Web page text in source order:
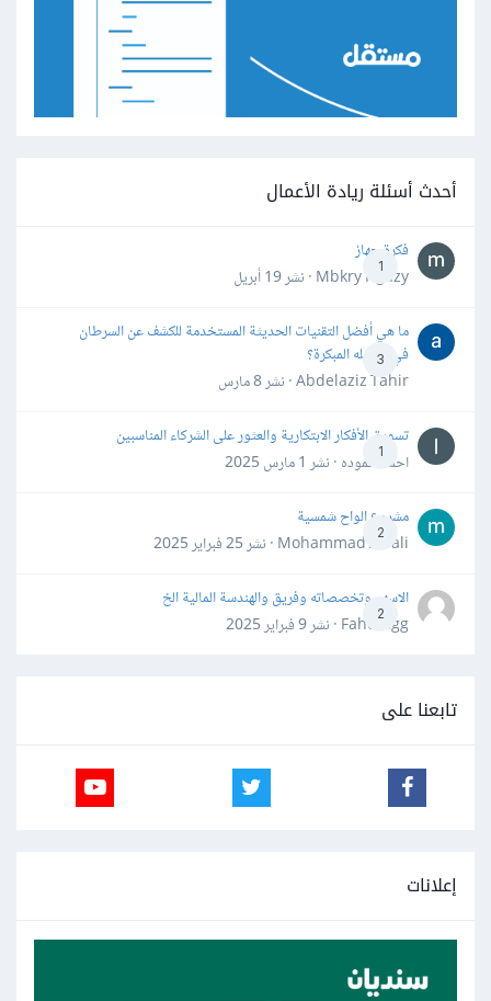
أحدث أسئلة ريادة الأعمال
1
فكرة جهاز
Mbkry Hgazy · نشر
19 أبريل
3
ما هي أفضل التقنيات الحديثة المستخدمة للكشف عن السرطان
في مراحله المبكرة؟
Abdelaziz Tahir · نشر
8 مارس
1
تسويق الأفكار الابتكارية والعثور على الشركاء المناسبين
احمد حموده · نشر 1 مارس 2025
2
مشروع الواح شمسية
Mohammad Awali · نشر
25 فبراير 2025
2
الاسهم وتخصصاته وفريق والهندسة المالية الخ
Fahd Ggg · نشر
9 فبراير 2025
تابعنا على
إعلانات